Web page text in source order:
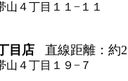
山４丁目１１−１１
目店 直線距離：約
山４丁目１９−７